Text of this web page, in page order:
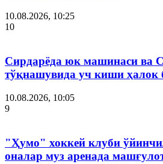
10.08.2026, 10:25
10
Сирдарёда юк машинаси ва
тўқнашувида уч киши ҳалок
10.08.2026, 10:05
9
"Ҳумо" хоккей клуби
оналар муз аренада